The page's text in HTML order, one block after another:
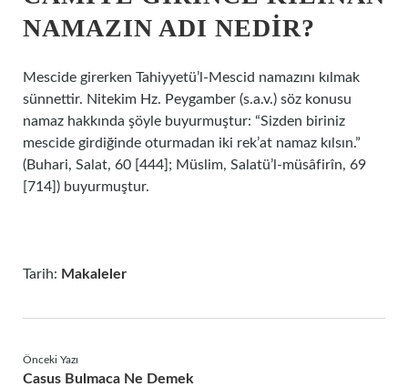
NAMAZIN ADI NEDIR?
Mescide girerken Tahiyyetü’l-Mescid namazını kılmak
sünnettir. Nitekim Hz. Peygamber (s.a.v.) söz konusu
namaz hakkında şöyle buyurmuştur: “Sizden biriniz
mescide girdiğinde oturmadan iki rek’at namaz kılsın.”
(Buhari, Salat, 60 [444]; Müslim, Salatü’l-müsâfirîn, 69
[714]) buyurmuştur.
Tarih: Makaleler
Önceki Yazı
Casus Bulmaca Ne Demek